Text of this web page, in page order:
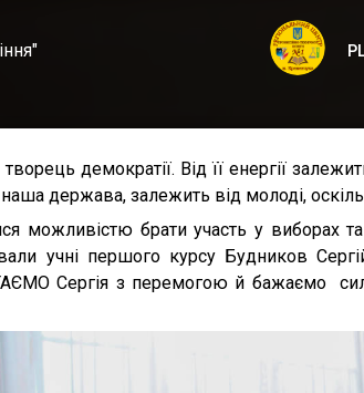
демократії. Від її енергії
держава, залежить від молоді,
брати участь у виборах
учні першого курсу Будников
Сергія з перемогою й бажаємо